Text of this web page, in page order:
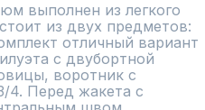
выполнен из легкого
из двух предметов:
отличный вариант
с двубортной
воротник с
4. Перед жакета с